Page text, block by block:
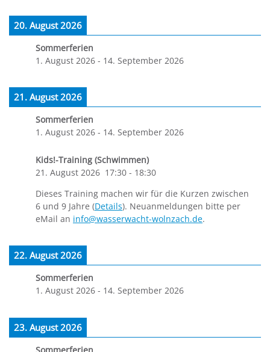
20. August 2026
Sommerferien
1. August 2026 - 14. September 2026
21. August 2026
Sommerferien
1. August 2026 - 14. September 2026
Kids!-Training (Schwimmen)
21. August 2026 17:30 - 18:30
Dieses Training machen wir für die Kurzen zwischen
6 und 9 Jahre (Details). Neuanmeldungen bitte per
eMail an info@wasserwacht-wolnzach.de.
22. August 2026
Sommerferien
1. August 2026 - 14. September 2026
23. August 2026
Sommerferien